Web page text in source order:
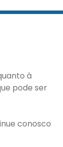
à
pode ser
conosco